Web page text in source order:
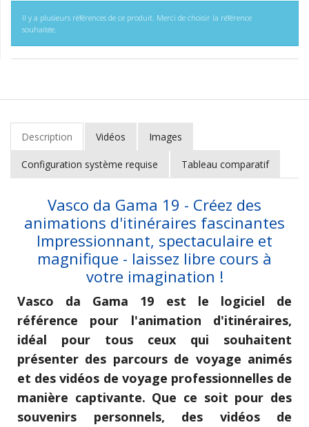
Il y a plusieurs références de ce produit. Merci de choisir la référence
souhaitée.
Description Vidéos Images
Configuration système requise Tableau comparatif
Vasco da Gama 19 - Créez des
animations d'itinéraires fascinantes
Impressionnant, spectaculaire et
magnifique - laissez libre cours à
votre imagination !
Vasco da Gama 19 est le logiciel de
référence pour l'animation d'itinéraires,
idéal pour tous ceux qui souhaitent
présenter des parcours de voyage animés
et des vidéos de voyage professionnelles de
manière captivante. Que ce soit pour des
souvenirs personnels, des vidéos de